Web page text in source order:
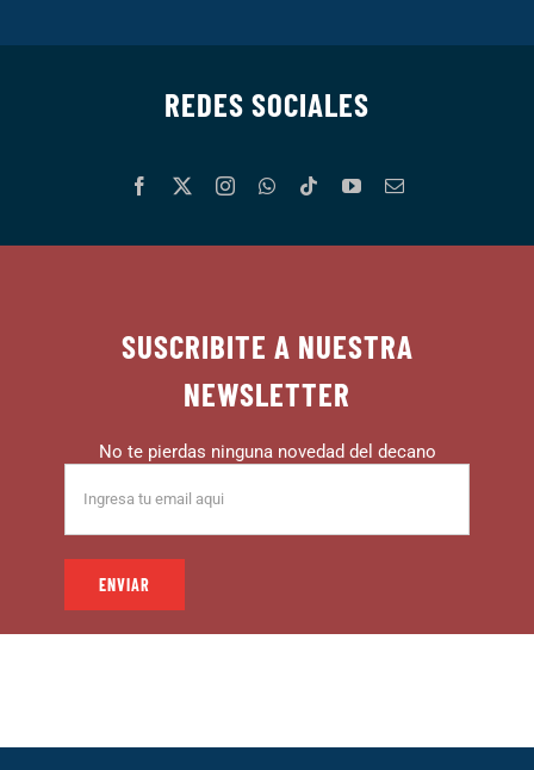
REDES SOCIALES
SUSCRIBITE A NUESTRA
NEWSLETTER
No te pierdas ninguna novedad del decano